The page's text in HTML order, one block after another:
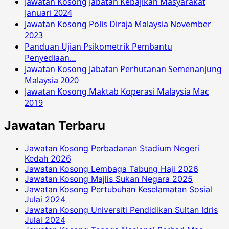
Januari 2024
Jawatan Kosong Polis Diraja Malaysia November
2023
Panduan Ujian Psikometrik Pembantu
Penyediaan…
Jawatan Kosong Jabatan Perhutanan Semenanjung
Malaysia 2020
Jawatan Kosong Maktab Koperasi Malaysia Mac
2019
Jawatan Terbaru
Jawatan Kosong Perbadanan Stadium Negeri
Kedah 2026
Jawatan Kosong Lembaga Tabung Haji 2026
Jawatan Kosong Majlis Sukan Negara 2025
Jawatan Kosong Pertubuhan Keselamatan Sosial
Julai 2024
Jawatan Kosong Universiti Pendidikan Sultan Idris
Julai 2024